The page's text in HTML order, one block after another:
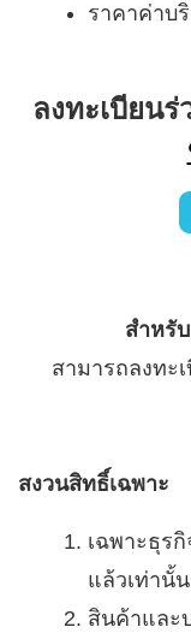
ราคาค่าบ
ลงทะเบียน
สำหรั
สามารถลงทะ
สงวนสิทธิ์เฉพาะ
เฉพาะธุร
แล้วเท่านั้
สินค้าและ